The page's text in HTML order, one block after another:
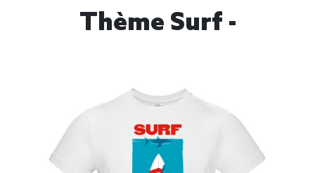
Thème Surf -